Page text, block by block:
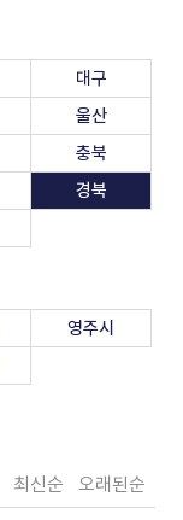
대구
울산
충북
경북
영주시
최신순 오래된순